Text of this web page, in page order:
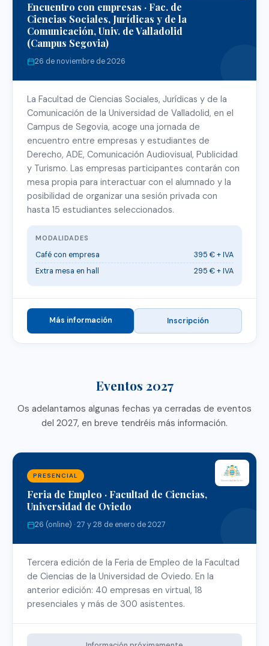
Encuentro con empresas · Fac. de
Ciencias Sociales, Jurídicas y de la
Comunicación, Univ. de Valladolid
(Campus Segovia)
26 de noviembre de 2026
La Facultad de Ciencias Sociales, Jurídicas y de la
Comunicación de la Universidad de Valladolid, en el
Campus de Segovia, acoge una jornada de
encuentro entre empresas y estudiantes de
Derecho, ADE, Comunicación Audiovisual, Publicidad
y Turismo. Las empresas participantes contarán con
mesa propia para interactuar con el alumnado y la
posibilidad de organizar una sesión privada con
hasta 15 estudiantes seleccionados.
MODALIDADES
Café con empresa
395 € + IVA
Extra mesa en hall
295 € + IVA
Más información Inscripción
Eventos 2027
Os adelantamos algunas fechas ya cerradas de eventos
del 2027, en breve tendréis más información.
PRESENCIAL
Feria de Empleo · Facultad de Ciencias,
Universidad de Oviedo
26 (online) · 27 y 28 de enero de 2027
Tercera edición de la Feria de Empleo de la Facultad
de Ciencias de la Universidad de Oviedo. En la
anterior edición: 40 empresas en virtual, 18
presenciales y más de 300 asistentes.